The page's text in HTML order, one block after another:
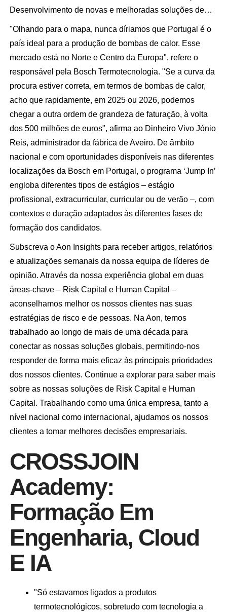
Desenvolvimento de novas e melhoradas soluções de…
"Olhando para o mapa, nunca díriamos que Portugal é o
país ideal para a produção de bombas de calor. Esse
mercado está no Norte e Centro da Europa", refere o
responsável pela Bosch Termotecnologia. "Se a curva da
procura estiver correta, em termos de bombas de calor,
acho que rapidamente, em 2025 ou 2026, podemos
chegar a outra ordem de grandeza de faturação, à volta
dos 500 milhões de euros", afirma ao Dinheiro Vivo Jónio
Reis, administrador da fábrica de Aveiro. De âmbito
nacional e com oportunidades disponíveis nas diferentes
localizações da Bosch em Portugal, o programa ‘Jump In’
engloba diferentes tipos de estágios – estágio
profissional, extracurricular, curricular ou de verão –, com
contextos e duração adaptados às diferentes fases de
formação dos candidatos.
Subscreva o Aon Insights para receber artigos, relatórios
e atualizações semanais da nossa equipa de líderes de
opinião. Através da nossa experiência global em duas
áreas-chave – Risk Capital e Human Capital –
aconselhamos melhor os nossos clientes nas suas
estratégias de risco e de pessoas. Na Aon, temos
trabalhado ao longo de mais de uma década para
conectar as nossas soluções globais, permitindo-nos
responder de forma mais eficaz às principais prioridades
dos nossos clientes. Continue a explorar para saber mais
sobre as nossas soluções de Risk Capital e Human
Capital. Trabalhando como uma única empresa, tanto a
nível nacional como internacional, ajudamos os nossos
clientes a tomar melhores decisões empresariais.
CROSSJOIN
Academy:
Formação Em
Engenharia, Cloud
E IA
"Só estavamos ligados a produtos
termotecnológicos, sobretudo com tecnologia a